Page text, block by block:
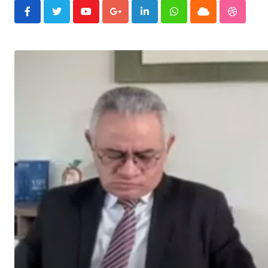
YoutubeGoogle+LinkedInWhatsappCloud